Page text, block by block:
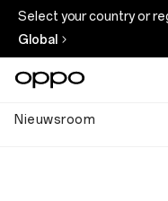
Select your country or
Global
Nieuwsroom